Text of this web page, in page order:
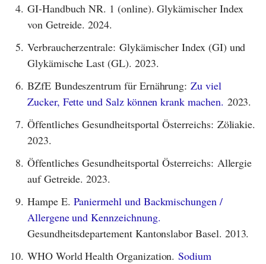
4. GI-Handbuch NR. 1 (online). Glykämischer Index
von Getreide. 2024.
5. Verbraucherzentrale: Glykämischer Index (GI) und
Glykämische Last (GL). 2023.
6. BZfE Bundeszentrum für Ernährung:Zu viel
Zucker, Fette und Salz können krank machen. 2023.
7. Öffentliches Gesundheitsportal Österreichs: Zöliakie.
2023.
8. Öffentliches Gesundheitsportal Österreichs: Allergie
auf Getreide. 2023.
9. Hampe E. Paniermehl und Backmischungen /
Allergene und Kennzeichnung.
Gesundheitsdepartement Kantonslabor Basel. 2013.
10. WHO World Health Organization.Sodium